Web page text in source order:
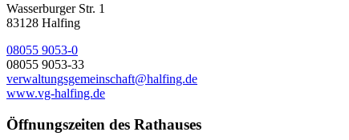
Wasserburger Str. 1
83128 Halfing
08055 9053-0
08055 9053-33
verwaltungsgemeinschaft@halfing.de
www.vg-halfing.de
Öffnungszeiten des Rathauses